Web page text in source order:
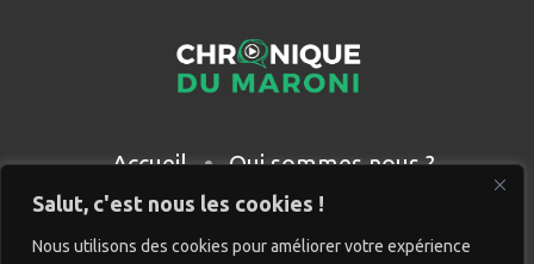
Salut, c'est nous les cookies !
Nous utilisons des cookies pour améliorer votre expérience
Accueil
Qui sommes nous ?
Partenaires
Contact